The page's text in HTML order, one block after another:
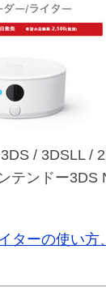
/ 3DSLL /
テンドー3DS
ターの使い